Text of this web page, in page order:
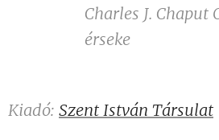
Charles J. Chaput
érseke
Kiadó: Szent István Társulat